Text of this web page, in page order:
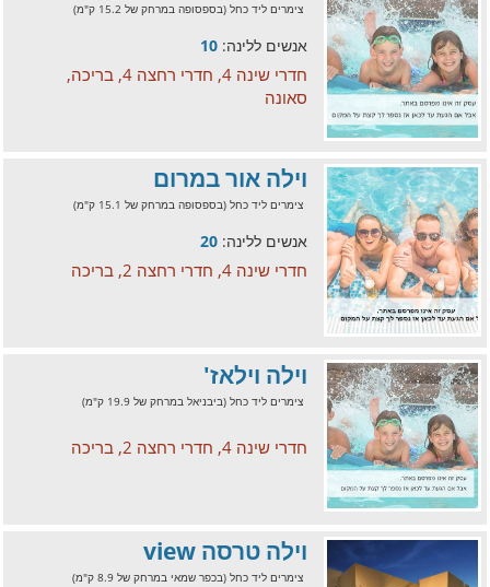
צימרים ליד כחל (בספסופה במרחק של 15.2 ק"מ)
אנשים ללינה: 10
חדרי שינה 4, חדרי רחצה 4, בריכה,
סאונה
וילה אור במרום
צימרים ליד כחל (בספסופה במרחק של 15.1 ק"מ)
אנשים ללינה: 20
חדרי שינה 4, חדרי רחצה 2, בריכה
וילה וילאז'
צימרים ליד כחל (ביבניאל במרחק של 19.9 ק"מ)
חדרי שינה 4, חדרי רחצה 2, בריכה
וילה טרסה view
צימרים ליד כחל (בכפר שמאי במרחק של 8.9 ק"מ)